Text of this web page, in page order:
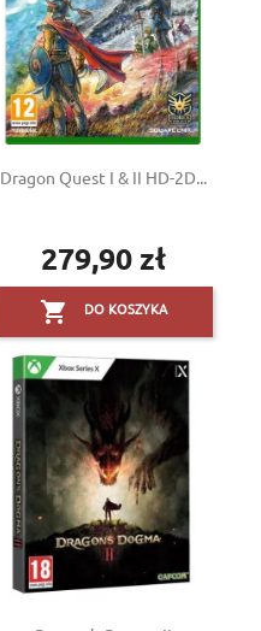
Dragon Quest I & II HD-2D...
Cena
279,90 zł
 DO KOSZYKA